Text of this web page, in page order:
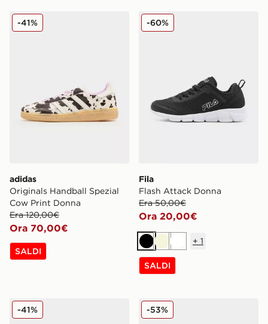
adidas Originals Handball Spezial Cow Print Donna
adidas
Originals Handball Spezial
Cow Print Donna
Era 120,00€
Ora 70,00€
-41%
SALDI
Fila Flash Attack Donna
Fila
Flash Attack Donna
Era 50,00€
Ora 20,00€
-60%
NeroBeigeBianco
+ 1
SALDI
New Balance 740 Donna
-41% Fila Teratach 600 Donna
-53%